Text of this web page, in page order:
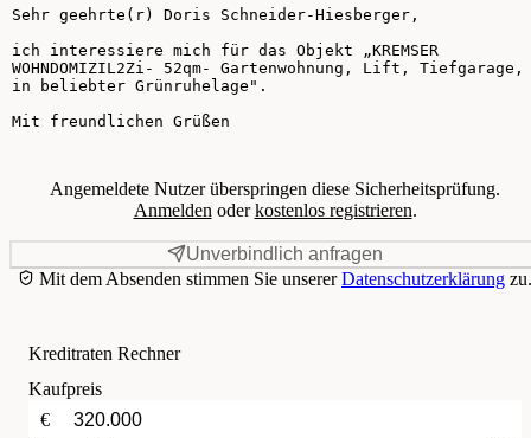
Ihre Nachricht
Angemeldete Nutzer überspringen diese Sicherheitsprüfung.
Anmelden oderkostenlos registrieren.
Unverbindlich anfragen
Mit dem Absenden stimmen Sie unsererDatenschutzerklärung zu.
Kreditraten Rechner
Kaufpreis
€